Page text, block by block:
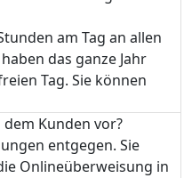
am Tag an allen
das ganze Jahr
Tag. Sie können
Kunden vor?
entgegen. Sie
Onlineüberweisung in